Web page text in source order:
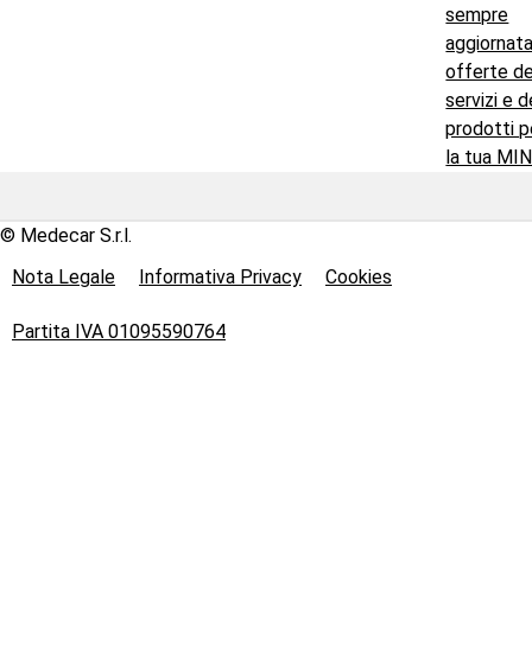
sempre
offerte
servizi e
prodotti
la tua
© Medecar S.r.l.
Nota Legale
Informativa Privacy Cookies
Partita IVA 01095590764